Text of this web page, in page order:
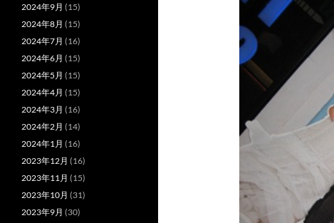
2024年9月 (15)
2024年8月 (15)
2024年7月 (16)
2024年6月 (15)
2024年5月 (15)
2024年4月 (15)
2024年3月 (16)
2024年2月 (14)
2024年1月 (16)
2023年12月 (16)
2023年11月 (15)
2023年10月 (31)
2023年9月 (30)